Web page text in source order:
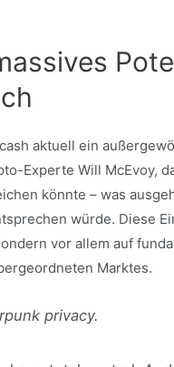
aktuell ein
Experte Will McEvoy,
könnte – was
würde. Diese
vor allem auf
Marktes.
privacy.